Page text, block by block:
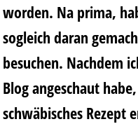
worden. Na prima,
sogleich daran
besuchen. Nachdem
Blog angeschaut
schwäbisches Rezept